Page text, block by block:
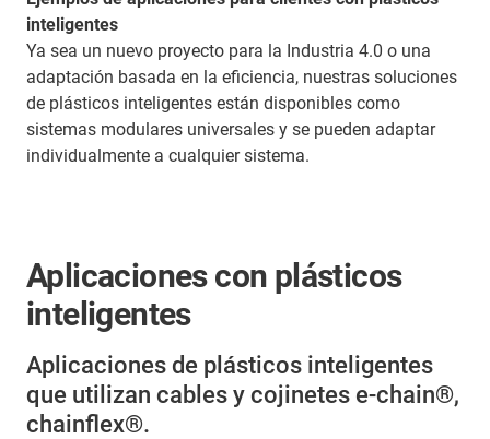
inteligentes
Ya sea un nuevo proyecto para la Industria 4.0 o una
adaptación basada en la eficiencia, nuestras soluciones
de plásticos inteligentes están disponibles como
sistemas modulares universales y se pueden adaptar
individualmente a cualquier sistema.
Aplicaciones con plásticos
inteligentes
Aplicaciones de plásticos inteligentes
que utilizan cables y cojinetes e-chain®,
chainflex®.